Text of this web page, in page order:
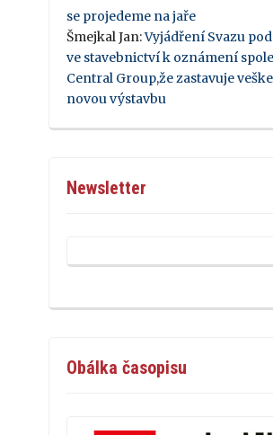
se projedeme na jaře
Šmejkal Jan:Vyjádření Svazu
ve stavebnictví k oznámení
Central Group,že zastavuje
novou výstavbu
Newsletter
Obálka časopisu